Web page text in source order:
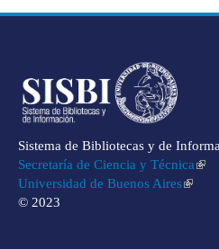
Sistema de Bibliotecas y de
Secretaría de Ciencia y Técnica
Universidad de Buenos Aires
© 2023